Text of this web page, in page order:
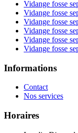
Vidange fosse
Vidange fosse
Vidange fosse
Vidange fosse
Vidange fosse
Vidange fosse
Informations
Contact
Nos services
Horaires